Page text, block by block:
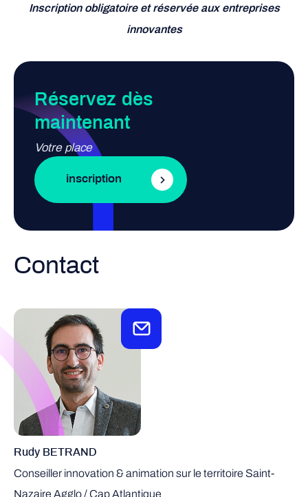
Inscription obligatoire et réservée aux entreprises
innovantes
Réservez dès
maintenant
Votre place
inscription
Contact
Rudy BETRAND
Conseiller innovation & animation sur le territoire Saint-
Nazaire Agglo / Cap Atlantique